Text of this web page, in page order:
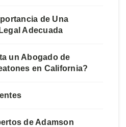
de Una
Adecuada
un Abogado de
en California?
de Adamson